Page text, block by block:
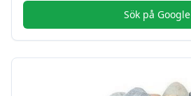
Sök på Google